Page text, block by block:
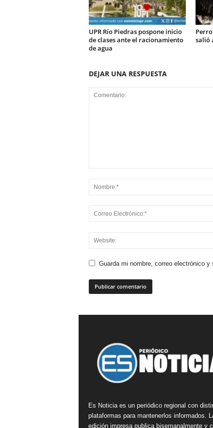
UPR Río Piedras pospone inicio
de clases ante el racionamiento
de agua
salió
DEJAR UNA RESPUESTA
Guarda mi nombre, correo electrónico
Es Noticia es un periódico regional con
plataformas para mantenerlos informados.
edición impresa publica bisemanalmente y